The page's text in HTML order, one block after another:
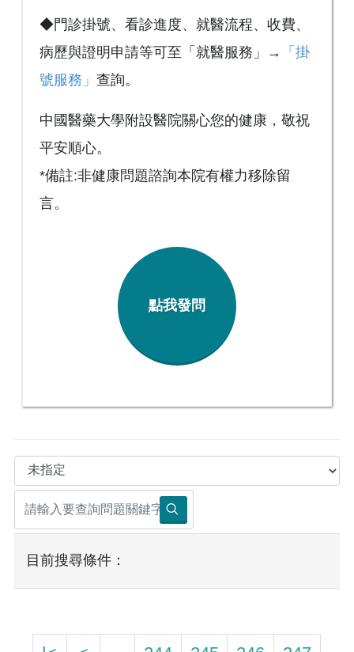
◆門診掛號、看診進度、就醫流程、收費、
病歷與證明申請等可至「就醫服務」→
「掛
號服務」 查詢。
中國醫藥大學附設醫院關心您的健康，敬祝
平安順心。
*備註:非健康問題諮詢本院有權力移除留
言。
點我發問
目前搜尋條件：